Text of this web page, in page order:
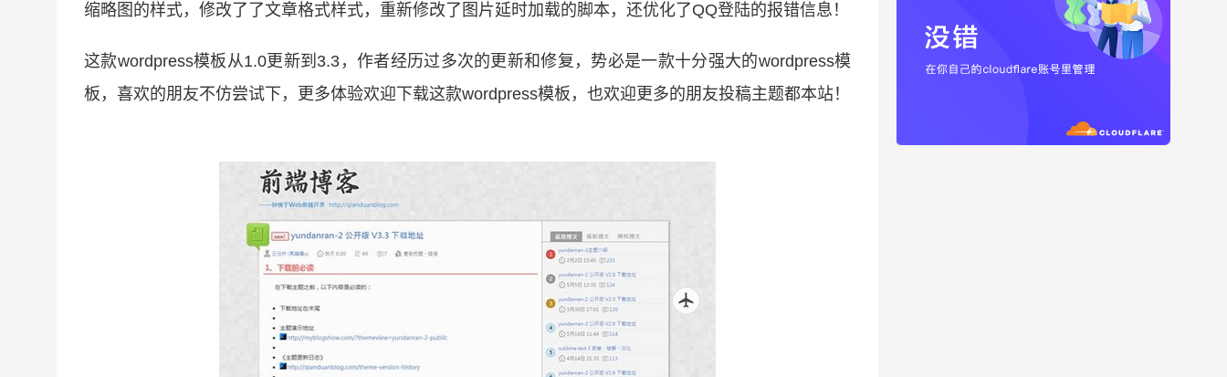
缩略图的样式，修改了了文章格式样式，重新修改了图片延时加载的脚本，还优化了QQ登陆的报错信息！
这款wordpress模板从1.0更新到3.3，作者经历过多次的更新和修复，势必是一款十分强大的wordpress模
板，喜欢的朋友不仿尝试下，更多体验欢迎下载这款wordpress模板，也欢迎更多的朋友投稿主题都本站！